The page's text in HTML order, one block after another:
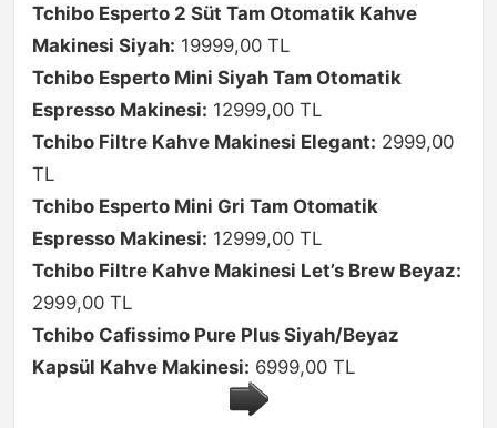
Tchibo Esperto 2 Süt Tam Otomatik Kahve
Makinesi Siyah: 19999,00 TL
Tchibo Esperto Mini Siyah Tam Otomatik
Espresso Makinesi: 12999,00 TL
Tchibo Filtre Kahve Makinesi Elegant: 2999,00
TL
Tchibo Esperto Mini Gri Tam Otomatik
Espresso Makinesi: 12999,00 TL
Tchibo Filtre Kahve Makinesi Let’s Brew Beyaz:
2999,00 TL
Tchibo Cafissimo Pure Plus Siyah/Beyaz
Kapsül Kahve Makinesi: 6999,00 TL